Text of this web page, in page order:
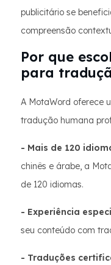
publicitário se
compreensão
Por que
para
A MotaWord oferece
tradução humana
- Mais de 120
chinês e árabe, a
de 120 idiomas.
- Experiência
seu conteúdo com
- Traduções